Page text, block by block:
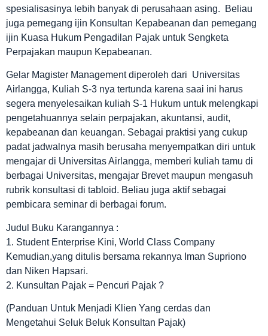
spesialisasinya lebih banyak di perusahaan asing. Beliau
juga pemegang ijin Konsultan Kepabeanan dan pemegang
ijin Kuasa Hukum Pengadilan Pajak untuk Sengketa
Perpajakan maupun Kepabeanan.
Gelar Magister Management diperoleh dari Universitas
Airlangga, Kuliah S-3 nya tertunda karena saai ini harus
segera menyelesaikan kuliah S-1 Hukum untuk melengkapi
pengetahuannya selain perpajakan, akuntansi, audit,
kepabeanan dan keuangan. Sebagai praktisi yang cukup
padat jadwalnya masih berusaha menyempatkan diri untuk
mengajar di Universitas Airlangga, memberi kuliah tamu di
berbagai Universitas, mengajar Brevet maupun mengasuh
rubrik konsultasi di tabloid. Beliau juga aktif sebagai
pembicara seminar di berbagai forum.
Judul Buku Karangannya :
1. Student Enterprise Kini, World Class Company
Kemudian,yang ditulis bersama rekannya Iman Supriono
dan Niken Hapsari.
2. Kunsultan Pajak = Pencuri Pajak ?
(Panduan Untuk Menjadi Klien Yang cerdas dan
Mengetahui Seluk Beluk Konsultan Pajak)